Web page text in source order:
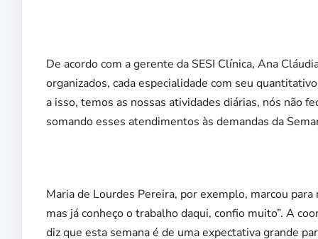
De acordo com a gerente da SESI Clínica, Ana
organizados, cada especialidade com seu
a isso, temos as nossas atividades diárias, nós não
somando esses atendimentos às demandas da
Maria de Lourdes Pereira, por exemplo, marcou
mas já conheço o trabalho daqui, confio muito”. A
diz que esta semana é de uma expectativa grande